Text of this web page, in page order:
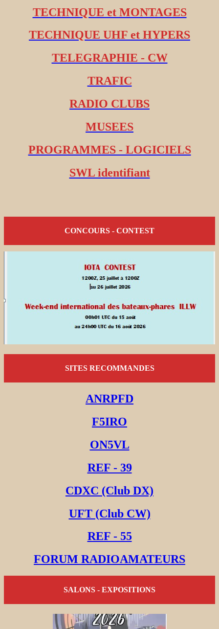
TECHNIQUE et MONTAGES
TECHNIQUE UHF et HYPERS
TELEGRAPHIE - CW
TRAFIC
RADIO CLUBS
MUSEES
PROGRAMMES - LOGICIELS
SWL identifiant
CONCOURS - CONTEST
SITES RECOMMANDES
ANRPFD
F5IRO
ON5VL
REF - 39
CDXC (Club DX)
UFT (Club CW)
REF - 55
FORUM RADIOAMATEURS
SALONS - EXPOSITIONS